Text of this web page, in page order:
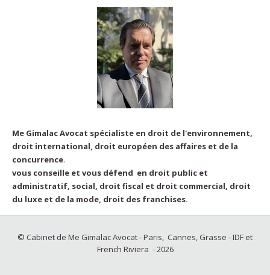
Me Gimalac Avocat spécialiste en droit de l'environnement,
droit international, droit européen des affaires et de la
concurrence.
vous conseille et vous défend en droit public et
administratif, social, droit fiscal et droit commercial, droit
du luxe et de la mode, droit des franchises.
© Cabinet de Me Gimalac Avocat - Paris, Cannes, Grasse - IDF et
French Riviera - 2026